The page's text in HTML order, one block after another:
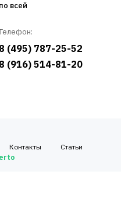
8 (495) 787-25-52
8 (916) 514-81-20
всей
Контакты
Статьи